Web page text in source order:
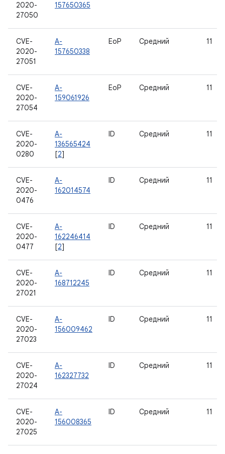
2020-
27050
157650365
CVE-
2020-
27051
A-
157650338
EoP Средний 11
CVE-
2020-
27054
A-
159061926
EoP Средний 11
CVE-
2020-
0280
A-
136565424
[2]
ID Средний 11
CVE-
2020-
0476
A-
162014574
ID Средний 11
CVE-
2020-
0477
A-
162246414
[2]
ID Средний 11
CVE-
2020-
27021
A-
168712245
ID Средний 11
CVE-
2020-
27023
A-
156009462
ID Средний 11
CVE-
2020-
27024
A-
162327732
ID Средний 11
CVE-
2020-
27025
A-
156008365
ID Средний 11